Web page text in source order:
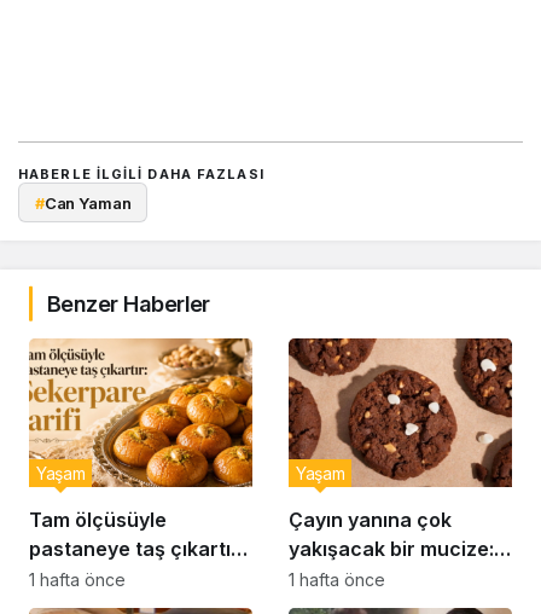
HABERLE ILGILI DAHA FAZLASI
#Can Yaman
Benzer Haberler
Tam ölçüsüyle
pastaneye taş çıkartır:
Şekerpare tarifi
Yaşam
1 hafta önce
Çayın yanına çok
yakışacak bir mucize:
Brownie tadında ıslak
kurabiye tarifi…
Yaşam
1 hafta önce